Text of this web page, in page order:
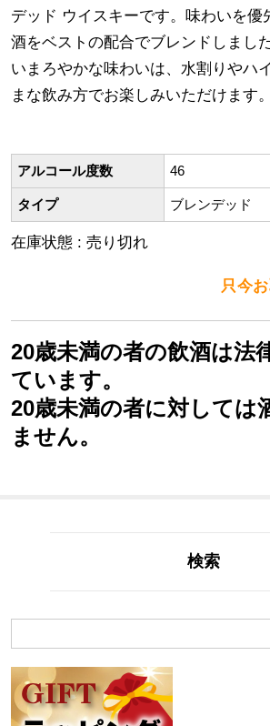
デッド ウイスキーです。味わいを優
酒をベストの配合でブレンドしまし
いまろやかな味わいは、水割りやハ
まな飲み方でお楽しみいただけます。
アルコール度数 46
タイプ ブレンデッド
在庫状態 : 売り切れ
只今
20歳未満の者の飲酒は法
ています。
20歳未満の者に対しては
ません。
検索